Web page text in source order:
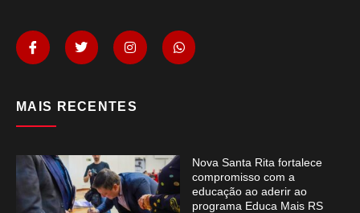
MAIS RECENTES
Nova Santa Rita fortalece
compromisso com a
educação ao aderir ao
programa Educa Mais RS